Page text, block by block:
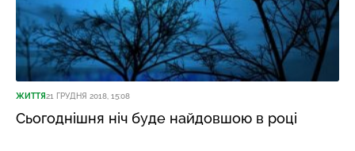
ЖИТТЯ21 ГРУДНЯ 2018, 15:08
Сьогоднішня ніч буде найдовшою в році